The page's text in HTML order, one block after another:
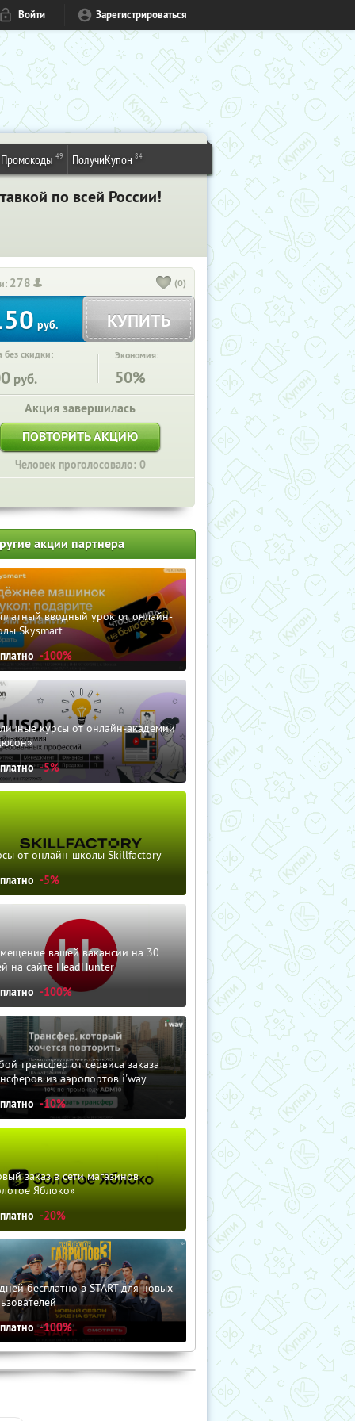
Войти Зарегистрироваться
Промокоды 49 ПолучиКупон 84
по всей России!
278 (0)
руб. КУПИТЬ
без скидки:
руб.
Экономия:
50%
Акция завершилась
ПОВТОРИТЬ АКЦИЮ
Человек проголосовало: 0
акции партнера
вводный урок от онлайн-
Skysmart
-100%
курсы от онлайн-академии
-5%
от онлайн-школы Skillfactory
-5%
вашей вакансии на 30
на сайте HeadHunter
-100%
трансфер от сервиса заказа
из аэропортов i'way
-10%
заказ в сети магазинов
Яблоко»
-20%
бесплатно в START для новых
-100%